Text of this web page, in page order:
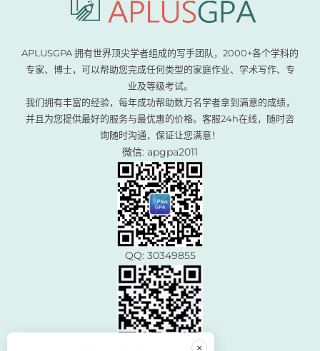
APLUSGPA 拥有世界顶尖学者组成的写手团队，2000+各个学科的
专家、博士，可以帮助您完成任何类型的家庭作业、学术写作、专
业及等级考试。
我们拥有丰富的经验，每年成功帮助数万名学者拿到满意的成绩，
并且为您提供最好的服务与最优惠的价格。客服24h在线，随时咨
询随时沟通，保证让您满意！
微信: apgpa2011
QQ: 30349855